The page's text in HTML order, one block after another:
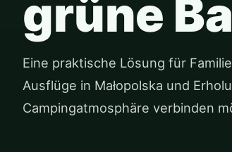
grüne
Eine praktische Lösung für
Ausflüge in Małopolska und
Campingatmosphäre verbinden